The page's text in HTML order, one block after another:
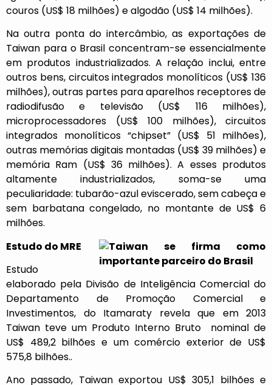
couros (US$ 18 milhões) e algodão (US$ 14 milhões).
Na outra ponta do intercâmbio, as exportações de
Taiwan para o Brasil concentram-se essencialmente
em produtos industrializados. A relação inclui, entre
outros bens, circuitos integrados monolíticos (US$ 136
milhões), outras partes para aparelhos receptores de
radiodifusão e televisão (US$ 116 milhões),
microprocessadores (US$ 100 milhões), circuitos
integrados monolíticos “chipset” (US$ 51 milhões),
outras memórias digitais montadas (US$ 39 milhões) e
memória Ram (US$ 36 milhões). A esses produtos
altamente industrializados, soma-se uma
peculiaridade: tubarão-azul eviscerado, sem cabeça e
sem barbatana congelado, no montante de US$ 6
milhões.
Estudo do MRE
Estudo
elaborado pela Divisão de Inteligência Comercial do
Departamento de Promoção Comercial e
Investimentos, do Itamaraty revela que em 2013
Taiwan teve um Produto Interno Bruto nominal de
US$ 489,2 bilhões e um comércio exterior de US$
575,8 bilhões..
Ano passado, Taiwan exportou US$ 305,1 bilhões e